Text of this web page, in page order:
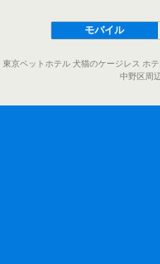
モバイル
東京ペットホテル 犬猫のケージレス ホ
中野区周